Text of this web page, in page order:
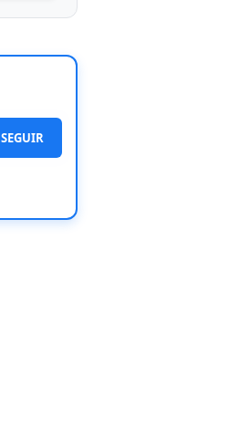
SEGUIR